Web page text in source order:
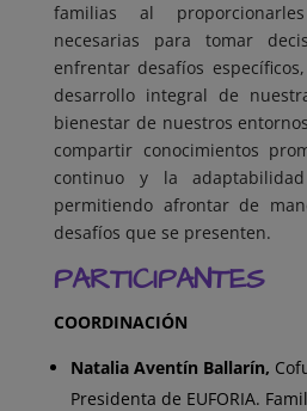
familias al
necesarias para tomar
enfrentar desafíos
desarrollo integral de
bienestar de nuestros
compartir conocimientos
continuo y la
permitiendo afrontar de
desafíos que se presenten.
PARTICIPANTES
COORDINACIÓN
Natalia Aventín Ballarín,
Presidenta de EUFORIA.